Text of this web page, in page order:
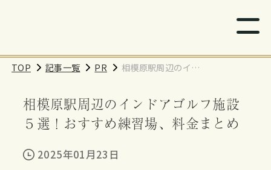
TOP 記事一覧 PR
相模原駅周辺のイン
選！おすすめ練習
場、料金まとめ
相模原駅周辺のインドアゴルフ施設
５選！おすすめ練習場、料金まとめ
2025年01月23日